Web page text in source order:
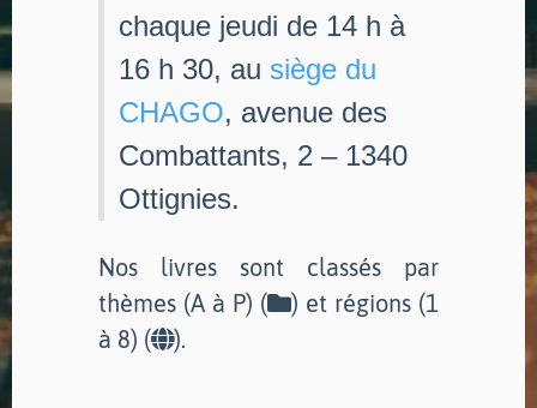
chaque jeudi de 14 h à
16 h 30, au siège du
CHAGO, avenue des
Combattants, 2 – 1340
Ottignies.
Nos livres sont classés par
thèmes (A à P) (
) et régions (1
à 8) (
).